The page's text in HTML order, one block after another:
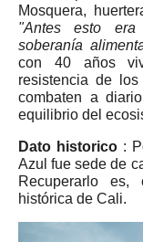
Mosquera,
"Antes esto
soberanía
con 40 años
resistencia de
combaten a
equilibrio del
Dato historico :
Azul fue sede de
Recuperarlo es,
histórica de Cali.